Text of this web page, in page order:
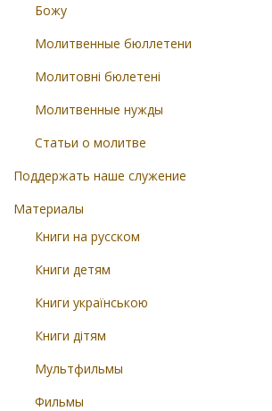
Божу
Молитвенные бюллетени
Молитовні бюлетені
Молитвенные нужды
Статьи о молитве
Поддержать наше служение
Материалы
Книги на русском
Книги детям
Книги українською
Книги дітям
Мультфильмы
Фильмы